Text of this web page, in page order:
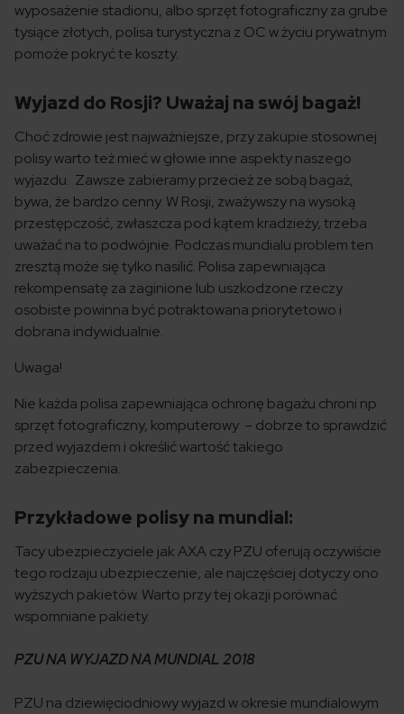
wyposażenie stadionu, albo sprzęt fotograficzny za grube
tysiące złotych, polisa turystyczna z OC w życiu prywatnym
pomoże pokryć te koszty.
Wyjazd do Rosji? Uważaj na swój bagaż!
Choć zdrowie jest najważniejsze, przy zakupie stosownej
polisy warto też mieć w głowie inne aspekty naszego
wyjazdu. Zawsze zabieramy przecież ze sobą bagaż,
bywa, że bardzo cenny. W Rosji, zważywszy na wysoką
przestępczość, zwłaszcza pod kątem kradzieży, trzeba
uważać na to podwójnie. Podczas mundialu problem ten
zresztą może się tylko nasilić. Polisa zapewniająca
rekompensatę za zaginione lub uszkodzone rzeczy
osobiste powinna być potraktowana priorytetowo i
dobrana indywidualnie.
Uwaga!
Nie każda polisa zapewniająca ochronę bagażu chroni np.
sprzęt fotograficzny, komputerowy – dobrze to sprawdzić
przed wyjazdem i określić wartość takiego
zabezpieczenia.
Przykładowe polisy na mundial:
Tacy ubezpieczyciele jak AXA czy PZU oferują oczywiście
tego rodzaju ubezpieczenie, ale najczęściej dotyczy ono
wyższych pakietów. Warto przy tej okazji porównać
wspomniane pakiety.
PZU NA WYJAZD NA MUNDIAL 2018
PZU na dziewięciodniowy wyjazd w okresie mundialowym